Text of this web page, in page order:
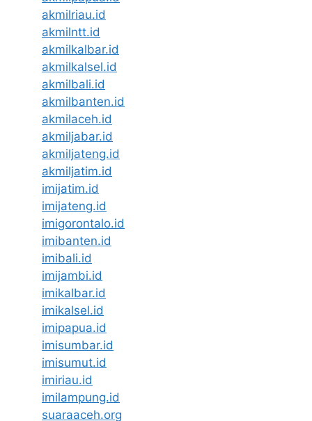
akmilriau.id
akmilntt.id
akmilkalbar.id
akmilkalsel.id
akmilbali.id
akmilbanten.id
akmilaceh.id
akmiljabar.id
akmiljateng.id
akmiljatim.id
imijatim.id
imijateng.id
imigorontalo.id
imibanten.id
imibali.id
imijambi.id
imikalbar.id
imikalsel.id
imipapua.id
imisumbar.id
imisumut.id
imiriau.id
imilampung.id
suaraaceh.org